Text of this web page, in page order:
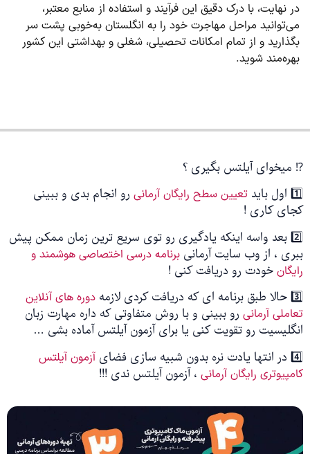
در نهایت، با درک دقیق این فرآیند و استفاده از منابع معتبر،
می‌توانید مراحل مهاجرت خود را به انگلستان به‌خوبی پشت سر
بگذارید و از تمام امکانات تحصیلی، شغلی و بهداشتی این کشور
بهره‌مند شوید.
⁉️ میخوای آیلتس بگیری ؟
1️⃣ اول باید
تعیین سطح رایگان آرمانی رو انجام بدی و ببینی
کجای کاری !
2️⃣ بعد واسه اینکه یادگیری رو توی سریع ترین زمان ممکن پیش
ببری ، از وب سایت آرمانی برنامه درسی اختصاصی هوشمند و
رایگان خودت رو دریافت کنی !
3️⃣ حالا طبق برنامه ای که دریافت کردی لازمه
دوره های آنلاین
تعاملی آرمانی رو ببینی و با روش متفاوتی که داره مهارت زبان
انگلیسیت رو تقویت کنی یا برای آزمون آیلتس آماده بشی …
4️⃣ در انتها یادت نره بدون شبیه سازی فضای
آزمون آیلتس
کامپیوتری رایگان آرمانی ، آزمون آیلتس ندی !!!